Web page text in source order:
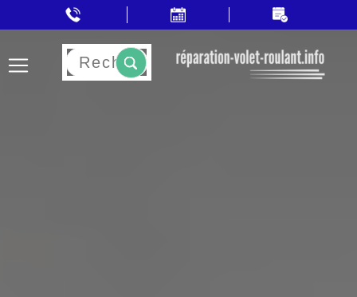
Rechercher